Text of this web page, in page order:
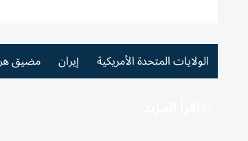
الولايات المتحدة الأمريكية إيران مضيق